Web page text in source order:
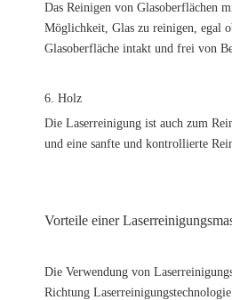
Das Reinigen von Glasoberflächen
Möglichkeit, Glas zu reinigen, egal
Glasoberfläche intakt und frei von
6. Holz
Die Laserreinigung ist auch zum
und eine sanfte und kontrollierte
Vorteile einer
Die Verwendung von
Richtung